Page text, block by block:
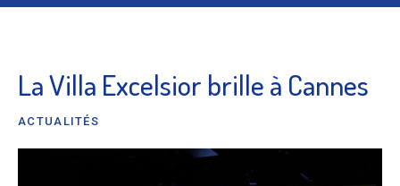
La Villa Excelsior brille à Cannes
ACTUALITÉS